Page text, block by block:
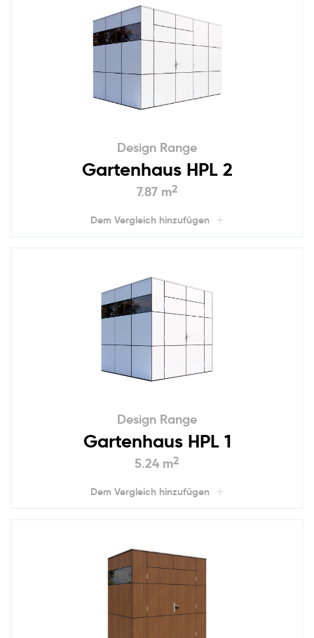
Design Range
Gartenhaus HPL 2
7.87 m2
Dem Vergleich hinzufügen
Design Range
Gartenhaus HPL 1
5.24 m2
Dem Vergleich hinzufügen